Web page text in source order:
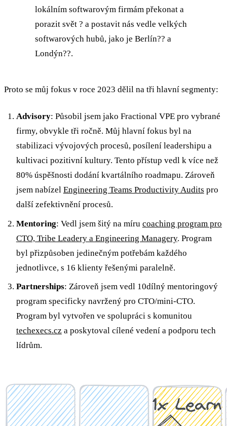
lokálním softwarovým firmám překonat a
porazit svět ? a postavit nás vedle velkých
softwarových hubů, jako je Berlín?? a
Londýn??.
Proto se můj fokus v roce 2023 dělil na tři hlavní segmenty:
Advisory: Působil jsem jako Fractional VPE pro vybrané
firmy, obvykle tři ročně. Můj hlavní fokus byl na
stabilizaci vývojových procesů, posílení leadershipu a
kultivaci pozitivní kultury. Tento přístup vedl k více než
80% úspěšnosti dodání kvartálního roadmapu. Zároveň
jsem nabízel Engineering Teams Productivity Audits pro
další zefektivnění procesů.
Mentoring: Vedl jsem šitý na míru coaching program pro
CTO, Tribe Leadery a Engineering Managery. Program
byl přizpůsoben jedinečným potřebám každého
jednotlivce, s 16 klienty řešenými paralelně.
Partnerships: Zároveň jsem vedl 10dílný mentoringový
program specificky navržený pro CTO/mini-CTO.
Program byl vytvořen ve spolupráci s komunitou
techexecs.cz a poskytoval cílené vedení a podporu tech
lídrům.